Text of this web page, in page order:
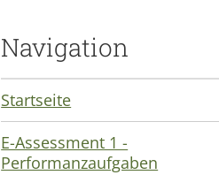
Navigation
Startseite
E-Assessment 1 -
Performanzaufgaben